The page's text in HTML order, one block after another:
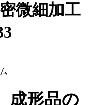
微細加工
成形品の